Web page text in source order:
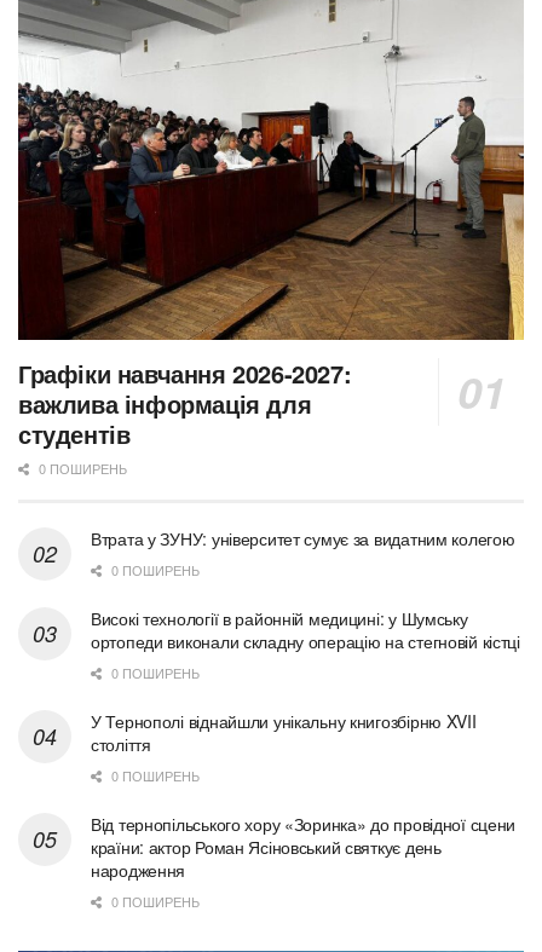
Графіки навчання 2026-2027:
важлива інформація для
студентів
0 ПОШИРЕНЬ
Втрата у ЗУНУ: університет сумує за видатним колегою
0 ПОШИРЕНЬ
Високі технології в районній медицині: у Шумську
ортопеди виконали складну операцію на стегновій кістці
0 ПОШИРЕНЬ
У Тернополі віднайшли унікальну книгозбірню XVII
століття
0 ПОШИРЕНЬ
Від тернопільського хору «Зоринка» до провідної сцени
країни: актор Роман Ясіновський святкує день
народження
0 ПОШИРЕНЬ